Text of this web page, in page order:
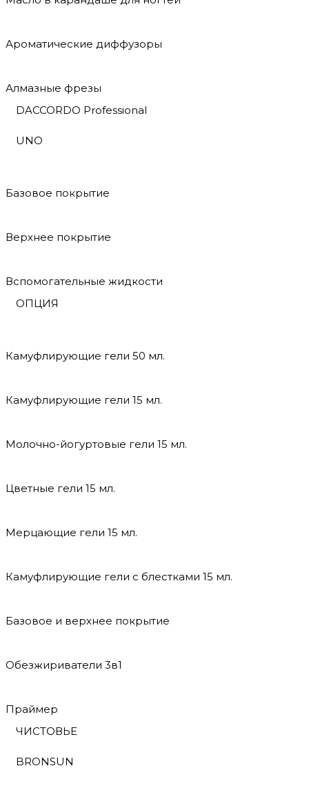
Ароматические диффузоры
Алмазные фрезы
DACCORDO Professional
UNO
Базовое покрытие
Верхнее покрытие
Вспомогательные жидкости
ОПЦИЯ
Камуфлирующие гели 50 мл.
Камуфлирующие гели 15 мл.
Молочно-йогуртовые гели 15 мл.
Цветные гели 15 мл.
Мерцающие гели 15 мл.
Камуфлирующие гели с блестками 15 мл.
Базовое и верхнее покрытие
Обезжириватели 3в1
Праймер
ЧИСТОВЬЕ
BRONSUN